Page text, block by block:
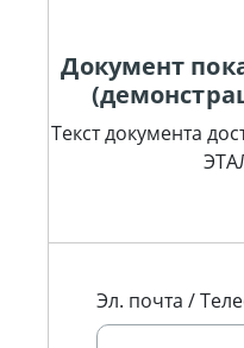
Документ
Текст документа
Эл. почта /